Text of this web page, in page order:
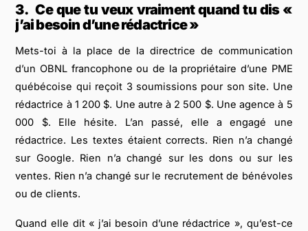
3. Ce que tu veux vraiment quand tu dis «
j’ai besoin d’une rédactrice »
Mets-toi à la place de la directrice de communication
d’un OBNL francophone ou de la propriétaire d’une PME
québécoise qui reçoit 3 soumissions pour son site. Une
rédactrice à 1 200 $. Une autre à 2 500 $. Une agence à 5
000 $. Elle hésite. L’an passé, elle a engagé une
rédactrice. Les textes étaient corrects. Rien n’a changé
sur Google. Rien n’a changé sur les dons ou sur les
ventes. Rien n’a changé sur le recrutement de bénévoles
ou de clients.
Quand elle dit « j’ai besoin d’une rédactrice », qu’est-ce